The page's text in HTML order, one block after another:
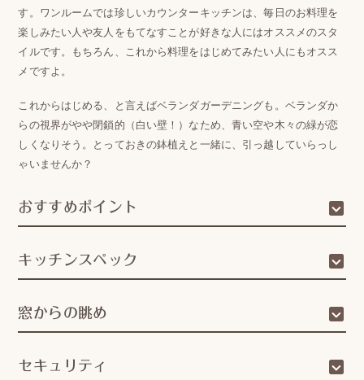
す。ワンルームでは珍しいカウンターキッチンは、毎日のお料理を
楽しみたい人や友人をもてなすことが好きな人にはオススメのスタ
イルです。もちろん、これから料理をはじめてみたい人にもオスス
メですよ。
これからはじめる、と言えばベランダガーデニングも。ベランダか
らの視界がやや閉鎖的（白い壁！）なため、青い空や木々の緑が恋
しくなりそう。とっておきの鉢植えと一緒に、引っ越していらっし
ゃいませんか？
おすすめポイント
キッチンスペック
窓からの眺め
セキュリティ